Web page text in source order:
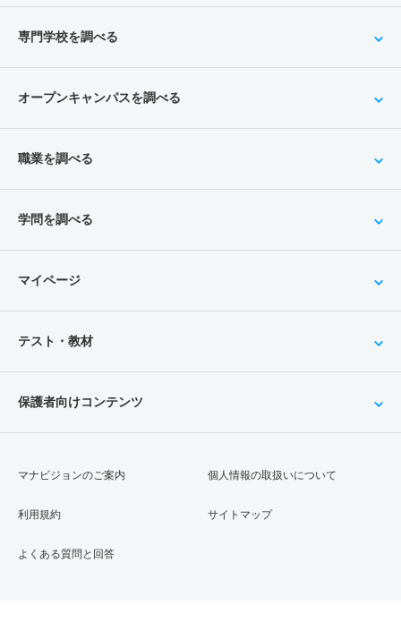
専門学校を調べる
オープンキャンパスを調べる
職業を調べる
学問を調べる
マイページ
テスト・教材
保護者向けコンテンツ
マナビジョンのご案内
利用規約
よくある質問と回答
個人情報の取扱いについて
サイトマップ